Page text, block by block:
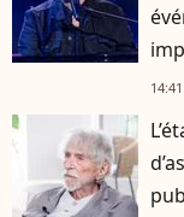
14:41